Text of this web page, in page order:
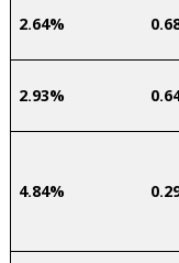
2.64%
2.93%
4.84%